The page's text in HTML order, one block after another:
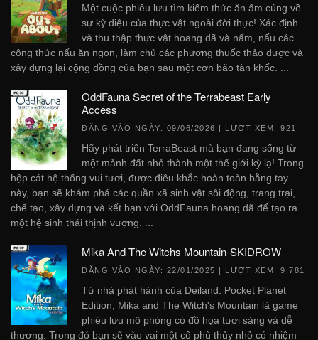
Một cuộc phiêu lưu tìm kiếm thức ăn ấm cúng về
sự kỳ diệu của thực vật ngoài đời thực! Xác định
và thu thập thực vật hoang dã và nấm, nấu các
công thức nấu ăn ngon, làm chủ các phương thuốc thảo dược và
xây dựng lại cộng đồng của bạn sau một cơn bão tàn khốc. ...
OddFauna Secret of the Terrabeast Early
Access
ĐĂNG VÀO NGÀY: 09/06/2026 | LƯỢT XEM: 921
Hãy phát triển TerraBeast mà bạn đang sống từ
một mảnh đất nhỏ thành một thế giới kỳ lạ! Trong
hộp cát hệ thống vui tươi, được điêu khắc hoàn toàn bằng tay
này, bạn sẽ khám phá các quần xã sinh vật sôi động, trang trại,
chế tạo, xây dựng và kết bạn với OddFauna hoang dã để tạo ra
một hệ sinh thái thịnh vượng. ...
Mika And The Witchs Mountain-SKIDROW
ĐĂNG VÀO NGÀY: 22/01/2025 | LƯỢT XEM: 9,781
Từ nhà phát hành của Deiland: Pocket Planet
Edition, Mika and The Witch's Mountain là game
phiêu lưu mô phỏng có đồ họa tươi sáng và dễ
thương. Trong đó bạn sẽ vào vai một cô phù thủy nhỏ có nhiệm